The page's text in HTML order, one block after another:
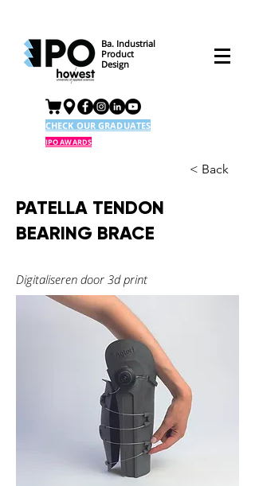
Ba. Industrial
Product
Design
CHECK OUR GRADUATES
IPO AWARDS
< Back
PATELLA TENDON
BEARING BRACE
Digitaliseren door 3d print